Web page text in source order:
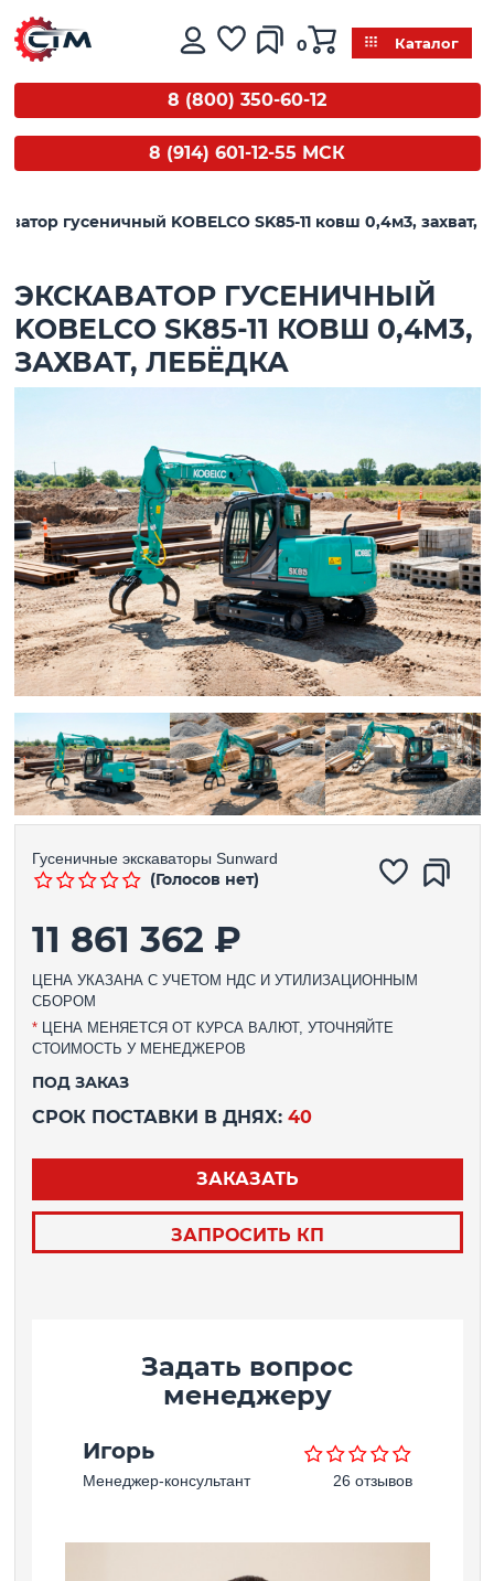
0 Каталог
8 (800) 350-60-12
8 (914) 601-12-55 МСК
гусеничный KOBELCO SK85-11 ковш 0,4м3, захват,
ЭКСКАВАТОР ГУСЕНИЧНЫЙ
KOBELCO SK85-11 КОВШ 0,4М3,
ЗАХВАТ, ЛЕБЁДКА
Гусеничные экскаваторы Sunward
(Голосов нет)
11 861 362 ₽
ЦЕНА УКАЗАНА С УЧЕТОМ НДС И УТИЛИЗАЦИОННЫМ
СБОРОМ
*ЦЕНА МЕНЯЕТСЯ ОТ КУРСА ВАЛЮТ, УТОЧНЯЙТЕ
СТОИМОСТЬ У МЕНЕДЖЕРОВ
ПОД ЗАКАЗ
СРОК ПОСТАВКИ В ДНЯХ: 40
ЗАКАЗАТЬ
ЗАПРОСИТЬ КП
Задать вопрос
менеджеру
Игорь
Менеджер-консультант 26 отзывов